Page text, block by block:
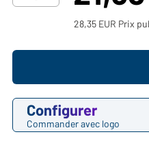
28,35 EUR Prix
Configurer
Commander avec logo